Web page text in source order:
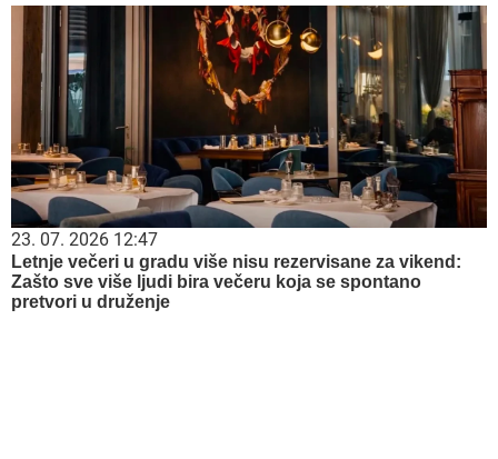
23. 07. 2026 12:47
Letnje večeri u gradu više nisu rezervisane za vikend:
Zašto sve više ljudi bira večeru koja se spontano
pretvori u druženje